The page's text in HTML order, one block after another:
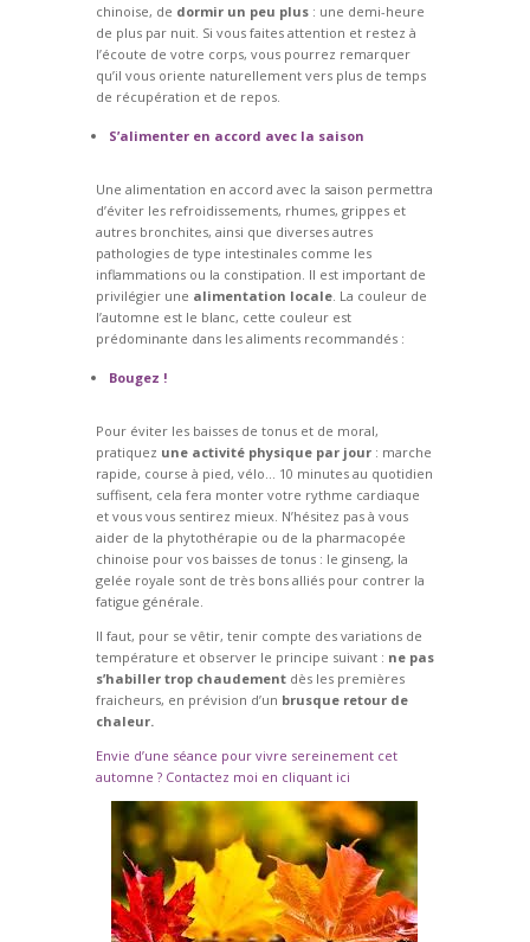
chinoise, de dormir un peu plus: une demi-heure
de plus par nuit. Si vous faites attention et restez à
l’écoute de votre corps, vous pourrez remarquer
qu’il vous oriente naturellement vers plus de temps
de récupération et de repos.
S’alimenter en accord avec la saison
Une alimentation en accord avec la saison permettra
d’éviter les refroidissements, rhumes, grippes et
autres bronchites, ainsi que diverses autres
pathologies de type intestinales comme les
inflammations ou la constipation. Il est important de
privilégier une alimentation locale. La couleur de
l’automne est le blanc, cette couleur est
prédominante dans les aliments recommandés :
Bougez !
Pour éviter les baisses de tonus et de moral,
pratiquez une activité physique par jour: marche
rapide, course à pied, vélo… 10 minutes au quotidien
suffisent, cela fera monter votre rythme cardiaque
et vous vous sentirez mieux. N’hésitez pas à vous
aider de la phytothérapie ou de la pharmacopée
chinoise pour vos baisses de tonus : le ginseng, la
gelée royale sont de très bons alliés pour contrer la
fatigue générale.
Il faut, pour se vêtir, tenir compte des variations de
température et observer le principe suivant : ne pas
s’habiller trop chaudementdès les premières
fraicheurs, en prévision d’un brusque retour de
chaleur.
Envie d’une séance pour vivre sereinement cet
automne ? Contactez moi en cliquant ici